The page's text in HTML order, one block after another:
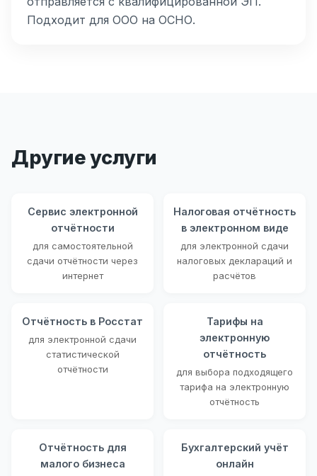
Подходит для ООО на ОСНО.
Другие услуги
Сервис электронной
отчётности
для самостоятельной
сдачи отчётности через
интернет
Налоговая отчётность
в электронном виде
для электронной сдачи
налоговых деклараций и
расчётов
Отчётность в Росстат
для электронной сдачи
статистической
отчётности
Тарифы на
электронную
отчётность
для выбора подходящего
тарифа на электронную
отчётность
Отчётность для
малого бизнеса
Бухгалтерский учёт
онлайн